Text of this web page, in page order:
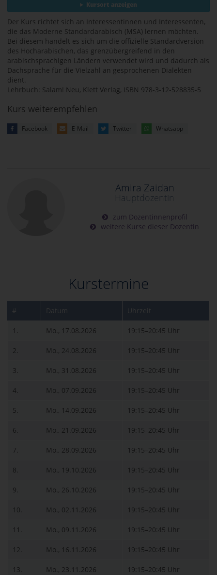
Kursort anzeigen
Der Kurs richtet sich an Interessentinnen und Interessenten,
die das Moderne Standardarabisch (MSA) lernen möchten.
Bei diesem handelt es sich um die offizielle Standardversion
des Hocharabischen, das grenzübergreifend in den
arabischsprachigen Ländern verwendet wird und dadurch als
Dachsprache für die Vielzahl an gesprochenen Dialekten
dient.
Lehrbuch: Salam! Neu, Klett Verlag, ISBN 978-3-12-528835-5
Kurs weiterempfehlen
Facebook E-Mail Twitter Whatsapp
Amira Zaidan
Hauptdozentin
zum Dozentinnenprofil
weitere Kurse dieser Dozentin
Kurstermine
# Datum Uhrzeit
1. Mo., 17.08.2026 19:15–20:45 Uhr
2. Mo., 24.08.2026 19:15–20:45 Uhr
3. Mo., 31.08.2026 19:15–20:45 Uhr
4. Mo., 07.09.2026 19:15–20:45 Uhr
5. Mo., 14.09.2026 19:15–20:45 Uhr
6. Mo., 21.09.2026 19:15–20:45 Uhr
7. Mo., 28.09.2026 19:15–20:45 Uhr
8. Mo., 19.10.2026 19:15–20:45 Uhr
9. Mo., 26.10.2026 19:15–20:45 Uhr
10. Mo., 02.11.2026 19:15–20:45 Uhr
11. Mo., 09.11.2026 19:15–20:45 Uhr
12. Mo., 16.11.2026 19:15–20:45 Uhr
13. Mo., 23.11.2026 19:15–20:45 Uhr